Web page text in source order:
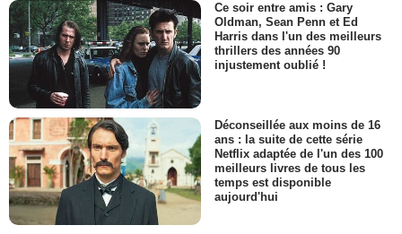
Ce soir entre amis : Gary
Oldman, Sean Penn et Ed
Harris dans l'un des meilleurs
thrillers des années 90
injustement oublié !
Déconseillée aux moins de 16
ans : la suite de cette série
Netflix adaptée de l'un des 100
meilleurs livres de tous les
temps est disponible
aujourd'hui